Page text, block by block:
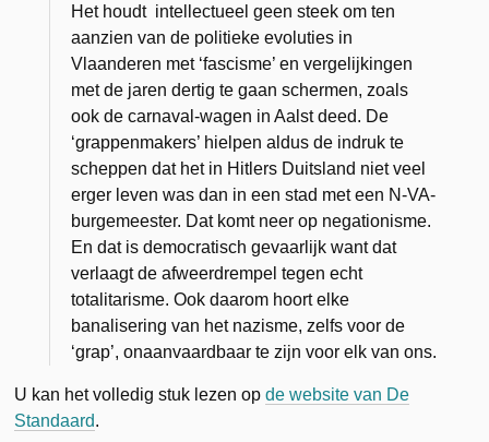
Het houdt intellectueel geen steek om ten
aanzien van de politieke evoluties in
Vlaanderen met ‘fascisme’ en vergelijkingen
met de jaren dertig te gaan schermen, zoals
ook de carnaval-wagen in Aalst deed. De
‘grappenmakers’ hielpen aldus de indruk te
scheppen dat het in Hitlers Duitsland niet veel
erger leven was dan in een stad met een N-VA-
burgemeester. Dat komt neer op negationisme.
En dat is democratisch gevaarlijk want dat
verlaagt de afweerdrempel tegen echt
totalitarisme. Ook daarom hoort elke
banalisering van het nazisme, zelfs voor de
‘grap’, onaanvaardbaar te zijn voor elk van ons.
U kan het volledig stuk lezen opde website van De
Standaard.